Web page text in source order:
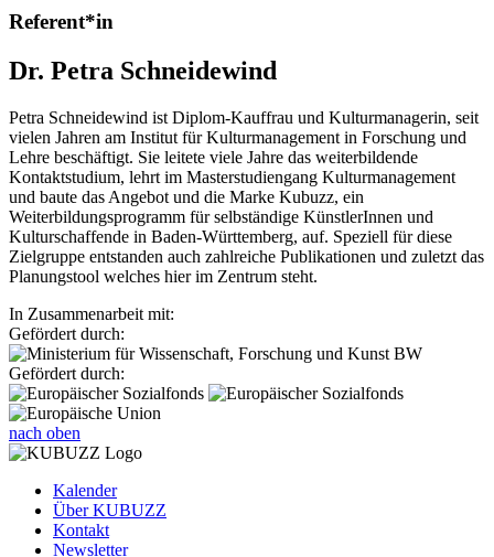
Referent*in
Dr. Petra Schneidewind
Petra Schneidewind ist Diplom-Kauffrau und Kulturmanagerin, seit
vielen Jahren am Institut für Kulturmanagement in Forschung und
Lehre beschäftigt. Sie leitete viele Jahre das weiterbildende
Kontaktstudium, lehrt im Masterstudiengang Kulturmanagement
und baute das Angebot und die Marke Kubuzz, ein
Weiterbildungsprogramm für selbständige KünstlerInnen und
Kulturschaffende in Baden-Württemberg, auf. Speziell für diese
Zielgruppe entstanden auch zahlreiche Publikationen und zuletzt das
Planungstool welches hier im Zentrum steht.
In Zusammenarbeit mit:
Gefördert durch:
Gefördert durch:
nach oben
Kalender
Über KUBUZZ
Kontakt
Newsletter